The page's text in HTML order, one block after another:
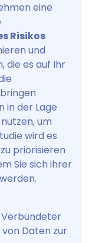
eine
Risikos
und
die es auf Ihr
in der Lage
um
wird es
priorisieren
Sie sich ihrer
von Daten zur